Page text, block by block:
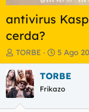
antivirus
cerda?
I
n
i
c
i
a
TORBE
F
e
c
a
5 Ago
TORBE
Frikazo